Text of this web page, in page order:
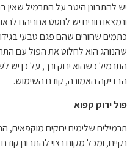
יש להתבונן היטב על התרמיל שאין
ונמצאו חורים יש לחטט אחריהם
כתמים שחורים שהם פגם טבעי
שהנוהג הוא לחלוט את הפול עם
התרמיל כשהוא ירוק ורך, על כן
הבדיקה האמורה, קודם השימוש.
פול ירוק קפוא
תרמילים שלימים ירוקים מוקפאים,
נקיים, ומכל מקום רצוי להתבונן